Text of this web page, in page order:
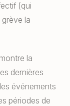
(qui
la
la
dernières
événements
périodes de